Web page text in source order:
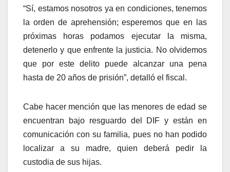
“Sí, estamos nosotros ya en condiciones, tenemos
la orden de aprehensión; esperemos que en las
próximas horas podamos ejecutar la misma,
detenerlo y que enfrente la justicia. No olvidemos
que por este delito puede alcanzar una pena
hasta de 20 años de prisión”, detalló el fiscal.
Cabe hacer mención que las menores de edad se
encuentran bajo resguardo del DIF y están en
comunicación con su familia, pues no han podido
localizar a su madre, quien deberá pedir la
custodia de sus hijas.